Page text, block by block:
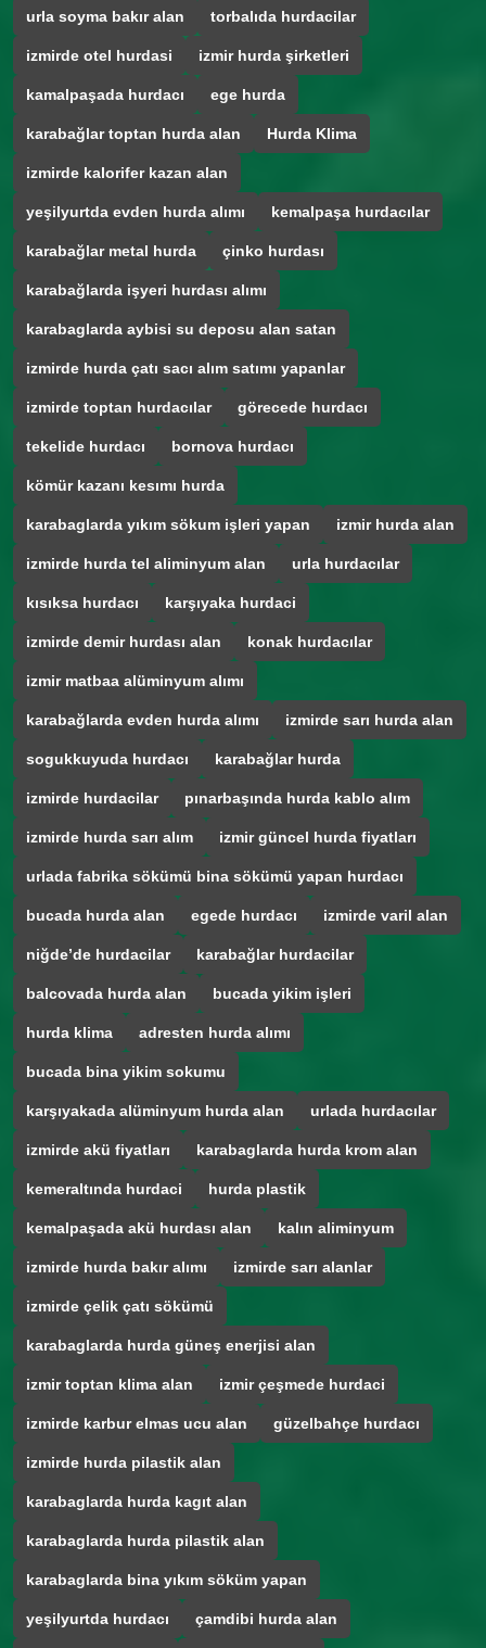
urla soyma bakır alan torbalıda hurdacilar
izmirde otel hurdasi izmir hurda şirketleri
kamalpaşada hurdacı ege hurda
karabağlar toptan hurda alan Hurda Klima
izmirde kalorifer kazan alan
yeşilyurtda evden hurda alımı kemalpaşa hurdacılar
karabağlar metal hurda çinko hurdası
karabağlarda işyeri hurdası alımı
karabaglarda aybisi su deposu alan satan
izmirde hurda çatı sacı alım satımı yapanlar
izmirde toptan hurdacılar görecede hurdacı
tekelide hurdacı bornova hurdacı
kömür kazanı kesımı hurda
karabaglarda yıkım sökum işleri yapan izmir hurda alan
izmirde hurda tel aliminyum alan urla hurdacılar
kısıksa hurdacı karşıyaka hurdaci
izmirde demir hurdası alan konak hurdacılar
izmir matbaa alüminyum alımı
karabağlarda evden hurda alımı izmirde sarı hurda alan
sogukkuyuda hurdacı karabağlar hurda
izmirde hurdacilar pınarbaşında hurda kablo alım
izmirde hurda sarı alım izmir güncel hurda fiyatları
urlada fabrika sökümü bina sökümü yapan hurdacı
bucada hurda alan egede hurdacı izmirde varil alan
niğde’de hurdacilar karabağlar hurdacilar
balcovada hurda alan bucada yikim işleri
hurda klima adresten hurda alımı
bucada bina yikim sokumu
karşıyakada alüminyum hurda alan urlada hurdacılar
izmirde akü fiyatları karabaglarda hurda krom alan
kemeraltında hurdaci hurda plastik
kemalpaşada akü hurdası alan kalın aliminyum
izmirde hurda bakır alımı izmirde sarı alanlar
izmirde çelik çatı sökümü
karabaglarda hurda güneş enerjisi alan
izmir toptan klima alan izmir çeşmede hurdaci
izmirde karbur elmas ucu alan güzelbahçe hurdacı
izmirde hurda pilastik alan
karabaglarda hurda kagıt alan
karabaglarda hurda pilastik alan
karabaglarda bina yıkım söküm yapan
yeşilyurtda hurdacı çamdibi hurda alan